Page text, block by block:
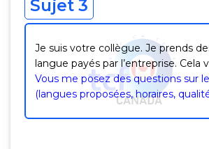
Sujet 3
Je suis votre collègue. Je prends
langue payés par l’entreprise. Cela
Vous me posez des questions sur
(langues proposées, horaires,